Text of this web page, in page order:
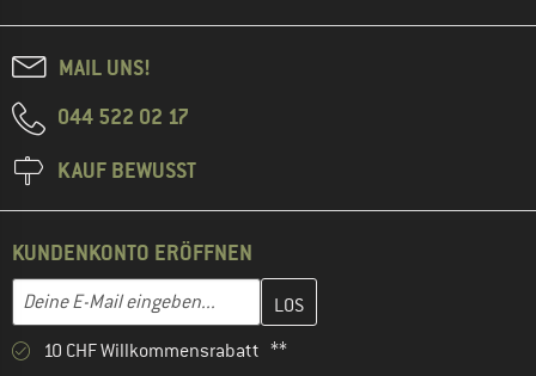
MAIL UNS!
044 522 02 17
KAUF BEWUSST
KUNDENKONTO ERÖFFNEN
E-Mail-Adresse
Gib hier deine E-Mail-Adresse ein und erstelle im nächsten
10 CHF Willkommensrabatt **